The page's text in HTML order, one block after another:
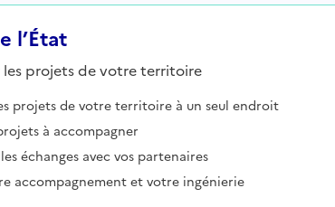
l’État
les projets de votre territoire
projets de votre territoire à un seul endroit
à accompagner
échanges avec vos partenaires
accompagnement et votre ingénierie